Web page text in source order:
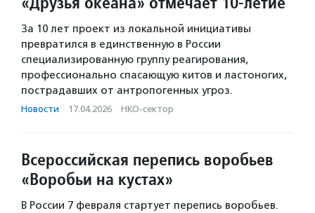
За 10 лет проект из локальной инициативы
превратился в единственную в России
специализированную группу реагирования,
профессионально спасающую китов и ластоногих,
пострадавших от антропогенных угроз.
Новости · 17.04.2026 · НКО-сектор
Всероссийская перепись воробьев
«Воробьи на кустах»
В России 7 февраля стартует перепись воробьев.